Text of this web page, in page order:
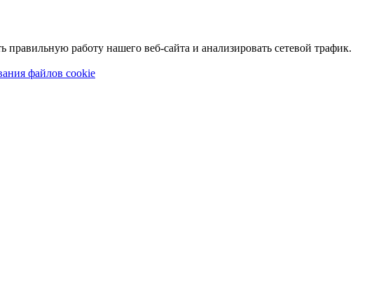
работу нашего веб-сайта и анализировать сетевой трафик.
файлов cookie